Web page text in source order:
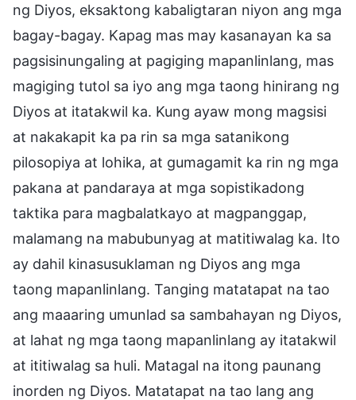
ng Diyos, eksaktong kabaligtaran niyon ang mga
bagay-bagay. Kapag mas may kasanayan ka sa
pagsisinungaling at pagiging mapanlinlang, mas
magiging tutol sa iyo ang mga taong hinirang ng
Diyos at itatakwil ka. Kung ayaw mong magsisi
at nakakapit ka pa rin sa mga satanikong
pilosopiya at lohika, at gumagamit ka rin ng mga
pakana at pandaraya at mga sopistikadong
taktika para magbalatkayo at magpanggap,
malamang na mabubunyag at matitiwalag ka. Ito
ay dahil kinasusuklaman ng Diyos ang mga
taong mapanlinlang. Tanging matatapat na tao
ang maaaring umunlad sa sambahayan ng Diyos,
at lahat ng mga taong mapanlinlang ay itatakwil
at ititiwalag sa huli. Matagal na itong paunang
inorden ng Diyos. Matatapat na tao lang ang